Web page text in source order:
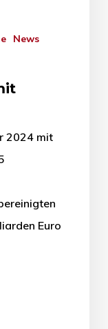
News
2024 mit
Euro